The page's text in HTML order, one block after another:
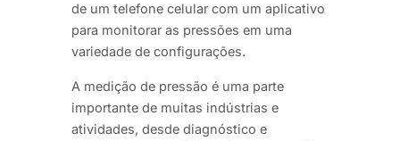
de um telefone celular com um aplicativo
para monitorar as pressões em uma
variedade de configurações.
A medição de pressão é uma parte
importante de muitas indústrias e
atividades, desde diagnóstico e